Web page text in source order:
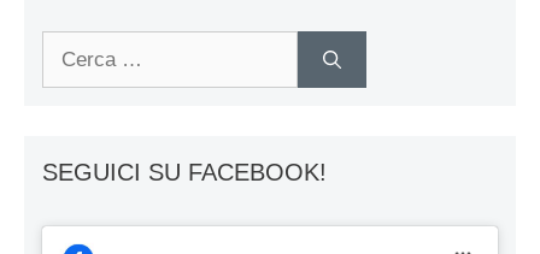
Ricerca
SEGUICI SU FACEBOOK!